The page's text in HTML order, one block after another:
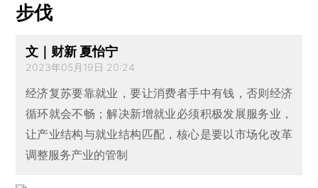
步伐
文｜财新 夏怡宁
2023年05月19日 20:24
经济复苏要靠就业，要让消费者手中有钱，否则经济
循环就会不畅；解决新增就业必须积极发展服务业，
让产业结构与就业结构匹配，核心是要以市场化改革
调整服务产业的管制